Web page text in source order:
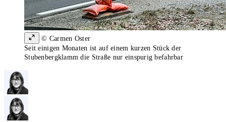
© Carmen Oster
Seit einigen Monaten ist auf einem kurzen Stück der
Stubenbergklamm die Straße nur einspurig befahrbar